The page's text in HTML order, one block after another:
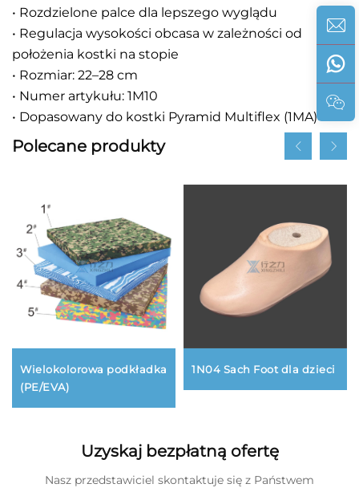
• Rozdzielone palce dla lepszego wyglądu
• Regulacja wysokości obcasa w zależności od
położenia kostki na stopie
• Rozmiar: 22–28 cm
• Numer artykułu: 1M10
• Dopasowany do kostki Pyramid Multiflex (1MA)
Polecane produkty
Wielokolorowa podkładka
(PE/EVA)
1N04 Sach Foot dla dzieci
Uzyskaj bezpłatną ofertę
Nasz przedstawiciel skontaktuje się z Państwem